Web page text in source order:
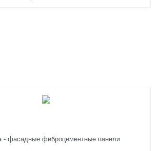
- фасадные фиброцементные панели